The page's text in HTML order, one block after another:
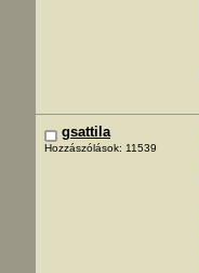
gsattila
Hozzászólások: 11539